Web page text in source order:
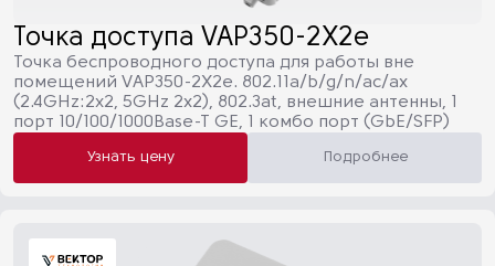
Точка доступа VAP350-2X2e
Точка беспроводного доступа для работы вне
помещений VAP350-2X2e. 802.11a/b/g/n/ac/ax
(2.4GHz:2х2, 5GHz 2x2), 802.3at, внешние антенны, 1
порт 10/100/1000Base-T GE, 1 комбо порт (GbE/SFP)
Узнать цену Подробнее